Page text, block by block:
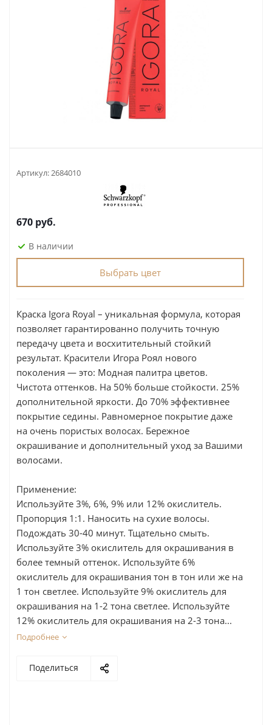
Артикул:2684010
670 руб.
В наличии
Выбрать цвет
Краска Igora Royal – уникальная формула, которая
позволяет гарантированно получить точную
передачу цвета и восхитительный стойкий
результат. Красители Игора Роял нового
поколения — это: Модная палитра цветов.
Чистота оттенков. На 50% больше стойкости. 25%
дополнительной яркости. До 70% эффективнее
покрытие седины. Равномерное покрытие даже
на очень пористых волосах. Бережное
окрашивание и дополнительный уход за Вашими
волосами.
Применение:
Используйте 3%, 6%, 9% или 12% окислитель.
Пропорция 1:1. Наносить на сухие волосы.
Подождать 30-40 минут. Тщательно смыть.
Используйте 3% окислитель для окрашивания в
более темный оттенок. Используйте 6%
окислитель для окрашивания тон в тон или же на
1 тон светлее. Используйте 9% окислитель для
окрашивания на 1-2 тона светлее. Используйте
12% окислитель для окрашивания на 2-3 тона...
Подробнее
Поделиться